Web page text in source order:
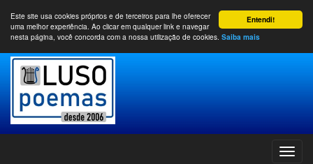
Entendi!
Este site usa cookies próprios e de terceiros para lhe oferecer
uma melhor experiência. Ao clicar em qualquer link e navegar
nesta página, você concorda com a nossa utilização de cookies. Saiba mais